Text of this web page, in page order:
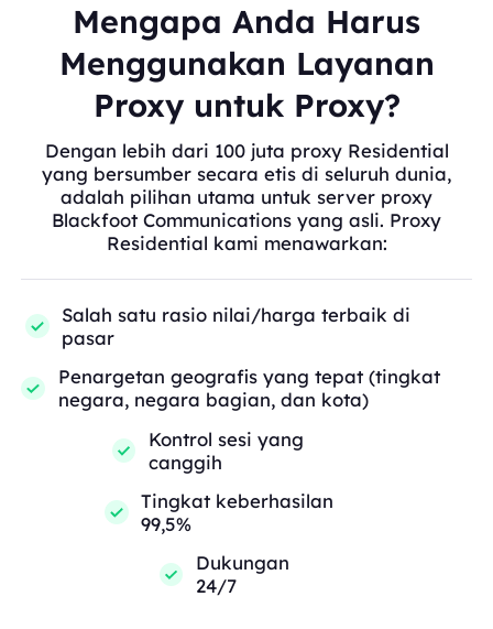
Mengapa Anda Harus
Menggunakan Layanan
Proxy untuk Proxy?
Dengan lebih dari 100 juta proxy Residential
yang bersumber secara etis di seluruh dunia,
adalah pilihan utama untuk server proxy
Blackfoot Communications yang asli. Proxy
Residential kami menawarkan:
Salah satu rasio nilai/harga terbaik di
pasar
Penargetan geografis yang tepat (tingkat
negara, negara bagian, dan kota)
Kontrol sesi yang
canggih
Tingkat keberhasilan
99,5%
Dukungan
24/7